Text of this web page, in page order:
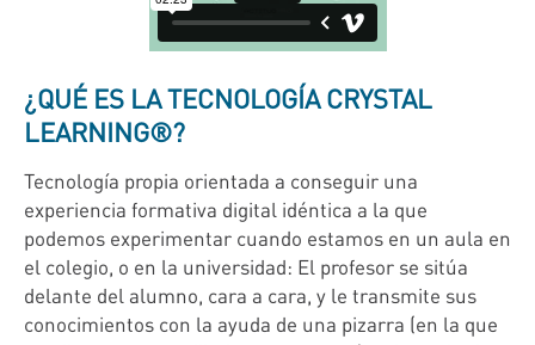
¿QUÉ ES LA TECNOLOGÍA CRYSTAL
LEARNING®?
Tecnología propia orientada a conseguir una
experiencia formativa digital idéntica a la que
podemos experimentar cuando estamos en un aula en
el colegio, o en la universidad: El profesor se sitúa
delante del alumno, cara a cara, y le transmite sus
conocimientos con la ayuda de una pizarra (en la que